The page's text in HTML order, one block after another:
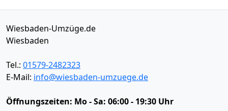
Wiesbaden-Umzüge.de
Wiesbaden
Tel.: 01579-2482323
E-Mail: info@wiesbaden-umzuege.de
Öffnungszeiten: Mo - Sa: 06:00 - 19:30 Uhr